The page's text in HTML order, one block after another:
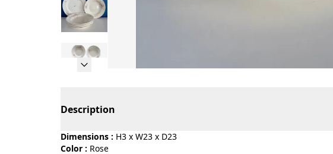
Description
Dimensions : H3 x W23 x D23
Color :
rose